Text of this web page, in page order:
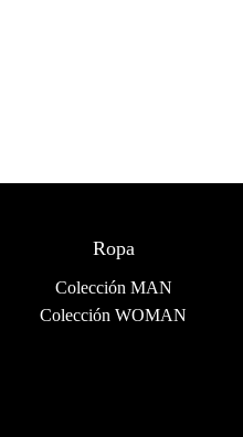
Ropa
Colección MAN
Colección WOMAN